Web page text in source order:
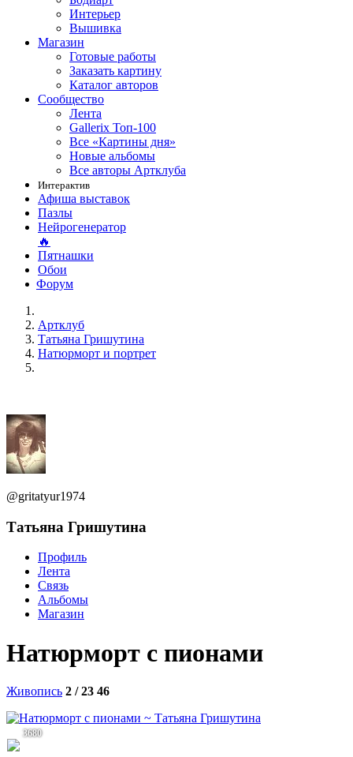
Интерьер
Вышивка
Магазин
Готовые работы
Заказать картину
Каталог авторов
Сообщество
Лента
Gallerix Топ-100
Все «Картины дня»
Новые альбомы
Все авторы Артклуба
Интерактив
Афиша выставок
Пазлы
Нейрогенератор
🔥
Пятнашки
Обои
Форум
Артклуб
Татьяна Гришутина
Натюрморт и портрет
@gritatyur1974
Татьяна Гришутина
Профиль
Лента
Связь
Альбомы
Магазин
Натюрморт с пионами
Живопись 2 / 23 46
3680